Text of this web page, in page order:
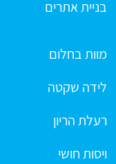
בניית אתרים
מוות בחלום
לידה שקטה
רעלת הריון
ויסות חושי